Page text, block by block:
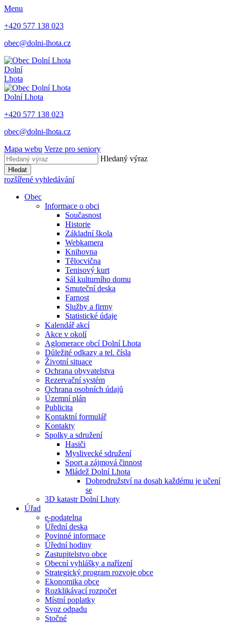
Menu
+420 577 138 023
obec@dolni-lhota.cz
Dolní
Lhota
Dolní Lhota
+420 577 138 023
obec@dolni-lhota.cz
Mapa webu Verze pro seniory
Hledaný výraz
Hledat
rozšířené vyhledávání
Obec
Informace o obci
Současnost
Historie
Základní škola
Webkamera
Knihovna
Tělocvična
Tenisový kurt
Sál kulturního domu
Smuteční deska
Farnost
Služby a firmy
Statistické údaje
Kalendář akcí
Akce v okolí
Aglomerace obcí Dolní Lhota
Důležité odkazy a tel. čísla
Životní situace
Ochrana obyvatelstva
Rezervační systém
Ochrana osobních údajů
Územní plán
Publicita
Kontaktní formulář
Kontakty
Spolky a sdružení
Hasiči
Myslivecké sdružení
Sport a zájmová činnost
Mládež Dolní Lhota
Dobrodružství na dosah každému je učení
se
3D katastr Dolní Lhoty
Úřad
e-podatelna
Úřední deska
Povinné informace
Úřední hodiny
Zastupitelstvo obce
Obecní vyhlášky a nařízení
Strategický program rozvoje obce
Ekonomika obce
Rozklikávací rozpočet
Místní poplatky
Svoz odpadu
Stočné